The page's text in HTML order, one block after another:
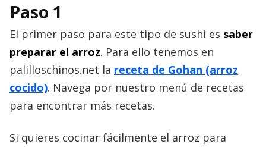
Paso 1
El primer paso para este tipo de sushi es saber
preparar el arroz. Para ello tenemos en
palilloschinos.net la receta de Gohan (arroz
cocido). Navega por nuestro menú de recetas
para encontrar más recetas.
Si quieres cocinar fácilmente el arroz para